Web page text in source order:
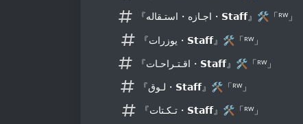
『اجـازه・استـقاله・𝗦𝘁𝗮𝗳𝗳』🛠「ᴿᵂ」
『يوزرات・𝗦𝘁𝗮𝗳𝗳』🛠「ᴿᵂ」
『اقـتـراحـات・𝗦𝘁𝗮𝗳𝗳』🛠「ᴿᵂ」
『لـوق・𝗦𝘁𝗮𝗳𝗳』🛠「ᴿᵂ」
『تـكـتات・𝗦𝘁𝗮𝗳𝗳』🛠「ᴿᵂ」